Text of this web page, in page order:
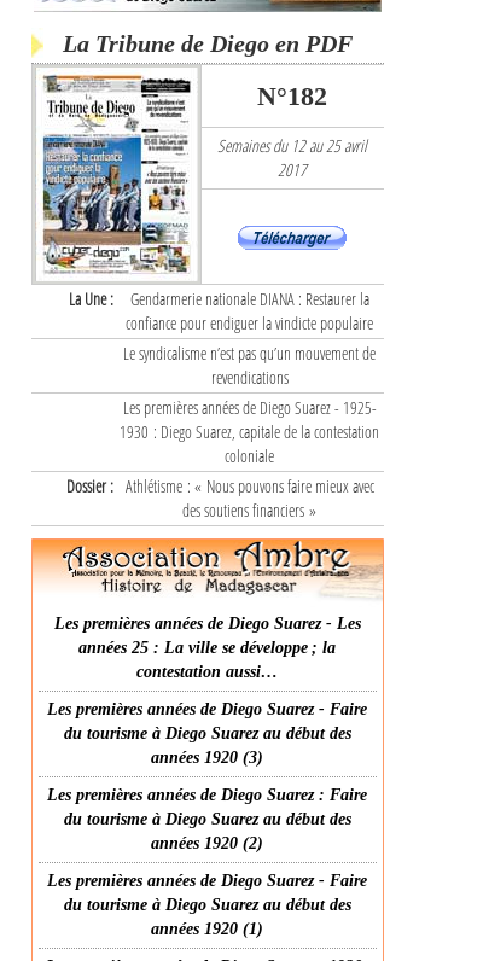
La Tribune de Diego en PDF
N°182
Semaines du 12 au 25 avril
2017
La Une :
Gendarmerie nationale DIANA : Restaurer la
confiance pour endiguer la vindicte populaire
Le syndicalisme n’est pas qu’un mouvement de
revendications
Les premières années de Diego Suarez - 1925-
1930 : Diego Suarez, capitale de la contestation
coloniale
Dossier : Athlétisme : « Nous pouvons faire mieux avec
des soutiens financiers »
Les premières années de Diego Suarez - Les
années 25 : La ville se développe ; la
contestation aussi…
Les premières années de Diego Suarez - Faire
du tourisme à Diego Suarez au début des
années 1920 (3)
Les premières années de Diego Suarez : Faire
du tourisme à Diego Suarez au début des
années 1920 (2)
Les premières années de Diego Suarez - Faire
du tourisme à Diego Suarez au début des
années 1920 (1)